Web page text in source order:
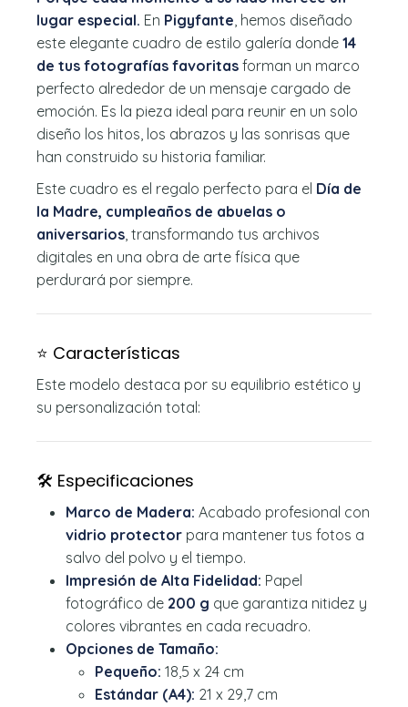
lugar especial. En Pigyfante, hemos diseñado
este elegante cuadro de estilo galería donde 14
de tus fotografías favoritas forman un marco
perfecto alrededor de un mensaje cargado de
emoción. Es la pieza ideal para reunir en un solo
diseño los hitos, los abrazos y las sonrisas que
han construido su historia familiar.
Este cuadro es el regalo perfecto para el Día de
la Madre, cumpleaños de abuelas o
aniversarios, transformando tus archivos
digitales en una obra de arte física que
perdurará por siempre.
⭐ Características
Este modelo destaca por su equilibrio estético y
su personalización total:
🛠️ Especificaciones
Marco de Madera: Acabado profesional con
vidrio protector para mantener tus fotos a
salvo del polvo y el tiempo.
Impresión de Alta Fidelidad: Papel
fotográfico de 200 g que garantiza nitidez y
colores vibrantes en cada recuadro.
Opciones de Tamaño:
Pequeño: 18,5 x 24 cm
Estándar (A4): 21 x 29,7 cm